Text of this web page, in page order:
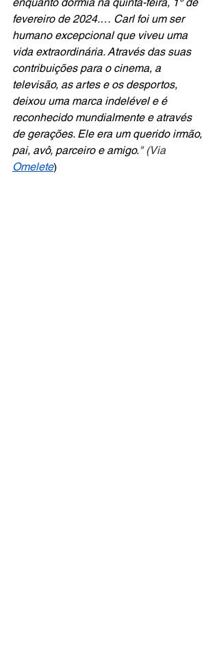
fevereiro de 2024.… Carl foi um ser
humano excepcional que viveu uma
vida extraordinária. Através das suas
contribuições para o cinema, a
televisão, as artes e os desportos,
deixou uma marca indelével e é
reconhecido mundialmente e através
de gerações. Ele era um querido irmão,
pai, avô, parceiro e amigo." (Via
Omelete)